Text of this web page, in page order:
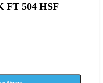
FT 504 HSF
HSF množství